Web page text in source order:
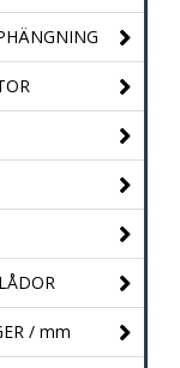
/ mm